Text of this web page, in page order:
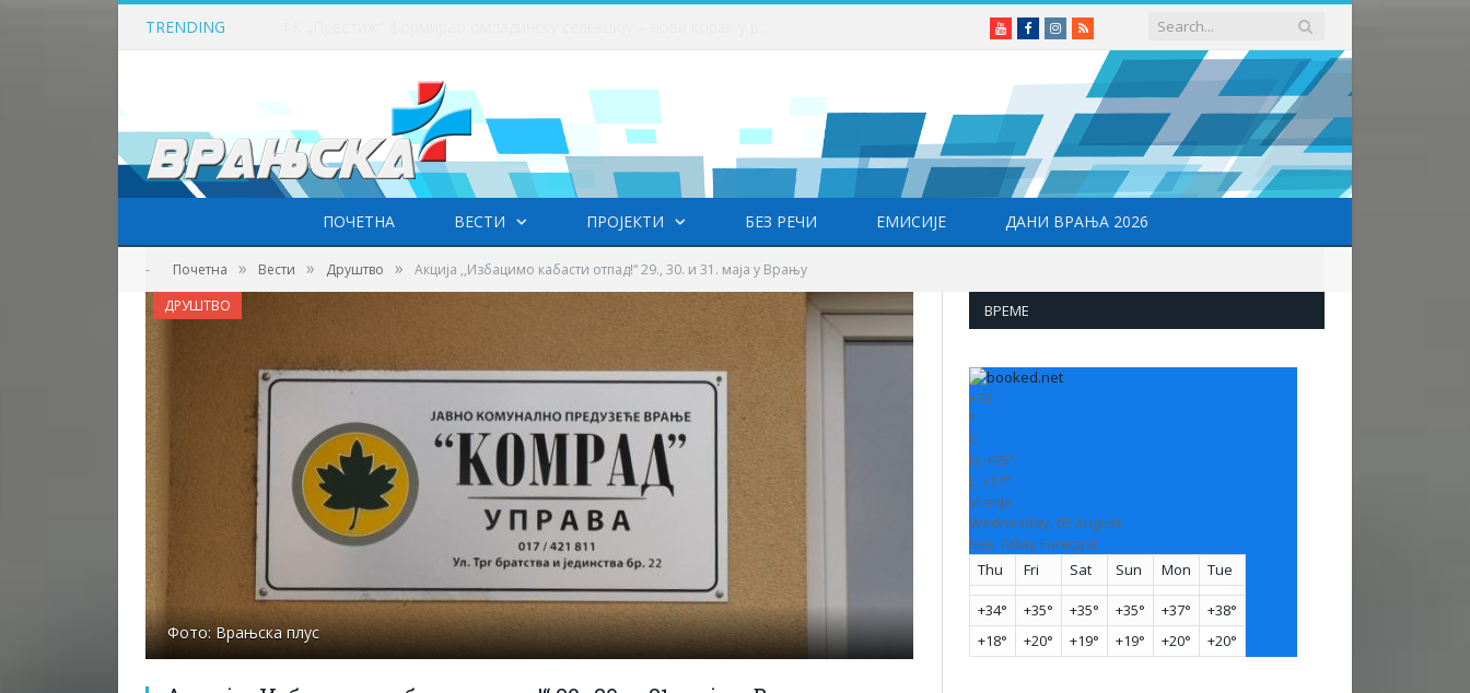
TRENDING YoutubeFacebookInstagram
RSS
ПОЧЕТНА ВЕСТИ ПРОЈЕКТИ БЕЗ РЕЧИ ЕМИСИЈЕ ДАНИ ВРАЊА 2026
- Почетна » Вести » Друштво » Акција ,,Избацимо кабасти отпад!“ 29., 30. и 31. маја у Врању
Фото: Врањска плус
ДРУШТВО ВРЕМЕ
+33
°
C
H: +35°
L: +17°
Vranje
Wednesday, 05 August
See 7-Day Forecast
Thu
Fri Sat Sun Mon Tue
+34° +35° +35° +35° +37° +38°
+18° +20° +19° +19° +20° +20°